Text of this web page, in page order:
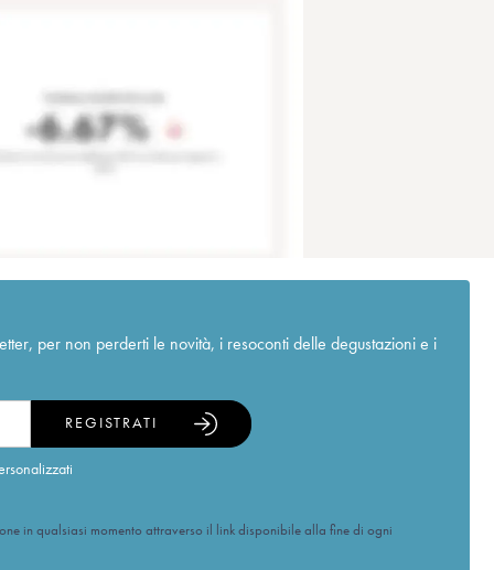
per non perderti le novità, i resoconti delle degustazioni e i
REGISTRATI
in qualsiasi momento attraverso il link disponibile alla fine di ogni